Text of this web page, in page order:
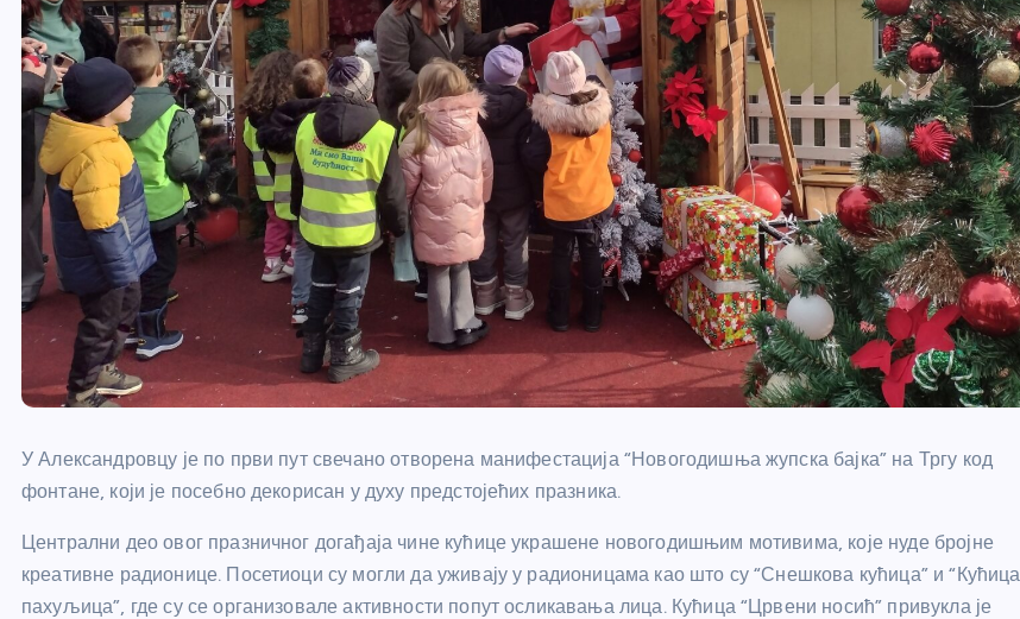
У Александровцу је по први пут свечано отворена манифестација “Новогодишња жупска бајка” на Тргу код
фонтане, који је посебно декорисан у духу предстојећих празника.
Централни део овог празничног догађаја чине кућице украшене новогодишњим мотивима, које нуде бројне
креативне радионице. Посетиоци су могли да уживају у радионицама као што су “Снешкова кућица” и “Кућица
пахуљица”, где су се организовале активности попут осликавања лица. Кућица “Црвени носић” привукла је